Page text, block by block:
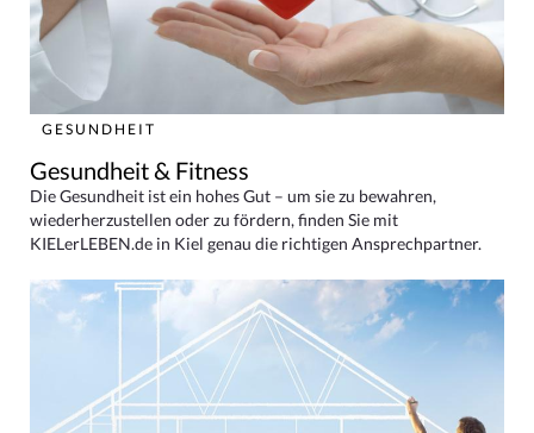
GESUNDHEIT
Gesundheit & Fitness
Die Gesundheit ist ein hohes Gut – um sie zu bewahren,
wiederherzustellen oder zu fördern, finden Sie mit
KIELerLEBEN.de in Kiel genau die richtigen Ansprechpartner.